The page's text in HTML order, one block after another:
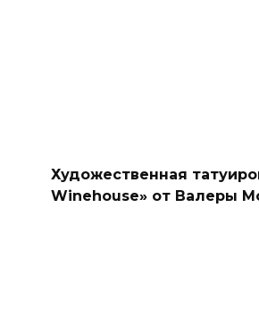
Художественная
Winehouse» от Валеры